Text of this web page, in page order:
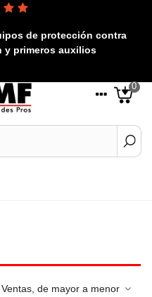
de protección contra
y primeros auxilios
0
Ventas, de mayor a menor